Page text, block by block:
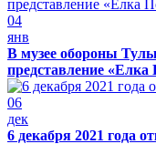
04
янв
В музее обороны
представление «Елка
06
дек
6 декабря 2021 года